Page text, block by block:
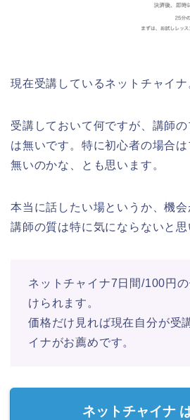
現在受講しているネットチャイナ
受講しておいて何ですが、講師
は無いです。特に初心者の場合
無いのかな、とも思います。
本当に話したい場というか、機
講師の質は特に気にならないと思
ネットチャイナ7日間/100円
けられます。
価格だけ見れば現在自分が受
イナがお薦めです。
ネットチャイナ